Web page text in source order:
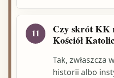
11
Czy skrót KK
Kościół
Tak, zwłaszcza
historii albo